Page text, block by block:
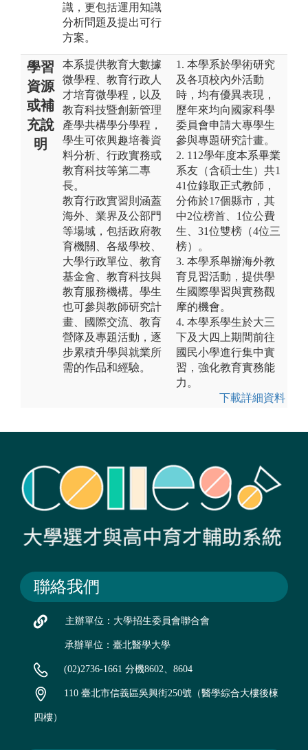
識，更包括運用知識
分析問題及提出可行
方案。
學習
資源
或補
充說
明
本系提供教育大數據
微學程、教育行政人
才培育微學程，以及
教育科技暨創新管理
產學共構學分學程，
學生可依興趣培養資
料分析、行政實務或
教育科技等第二專
長。
教育行政實習則涵蓋
海外、業界及公部門
等場域，包括政府教
育機關、各級學校、
大學行政單位、教育
基金會、教育科技與
教育服務機構。學生
也可參與教師研究計
畫、國際交流、教育
營隊及專題活動，逐
步累積升學與就業所
需的作品和經驗。
1. 本學系於學術研究
及各項校內外活動
時，均有優異表現，
歷年來均向國家科學
委員會申請大專學生
參與專題研究計畫。
2. 112學年度本系畢業
系友（含碩士生）共1
41位錄取正式教師，
分佈於17個縣市，其
中2位榜首、1位公費
生、31位雙榜（4位三
榜）。
3. 本學系舉辦海外教
育見習活動，提供學
生國際學習與實務觀
摩的機會。
4. 本學系學生於大三
下及大四上期間前往
國民小學進行集中實
習，強化教育實務能
力。
下載詳細資料
聯絡我們
主辦單位：大學招生委員會聯合會
承辦單位：臺北醫學大學
(02)2736-1661 分機8602、8604
110 臺北市信義區吳興街250號（醫學綜合大樓後棟
四樓）